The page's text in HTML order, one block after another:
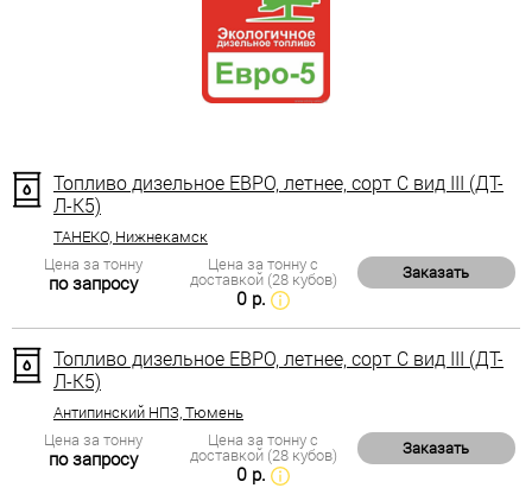
Топливо дизельное ЕВРО, летнее, сорт С вид III (ДТ-
Л-К5)
ТАНЕКО, Нижнекамск
Цена за тонну
по запросу
Цена за тонну с
доставкой (28 кубов)
0 р.
Заказать
Топливо дизельное ЕВРО, летнее, сорт С вид III (ДТ-
Л-К5)
Антипинский НПЗ, Тюмень
Цена за тонну
по запросу
Цена за тонну с
доставкой (28 кубов)
0 р.
Заказать